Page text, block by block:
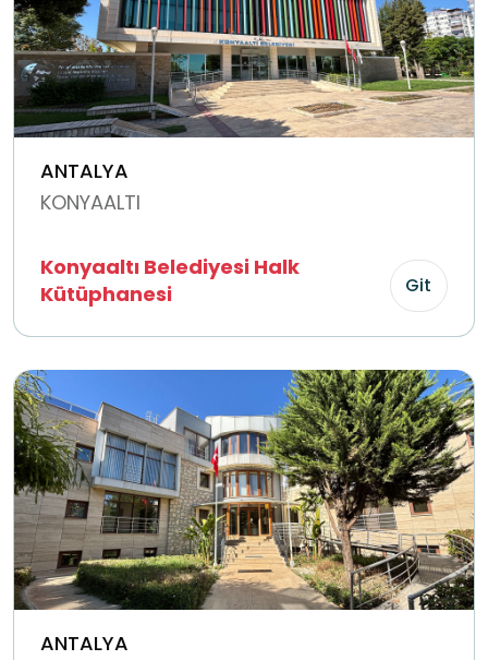
ANTALYA
KONYAALTI
Konyaaltı Belediyesi Halk
Kütüphanesi
Git
ANTALYA